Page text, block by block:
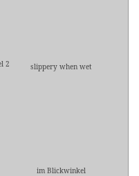
2 slippery when wet
im Blickwinkel